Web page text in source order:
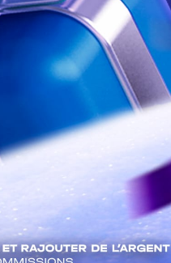
NOUS SUIVRE
Facebook